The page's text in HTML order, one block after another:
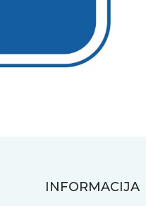
INFORMACIJA